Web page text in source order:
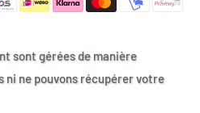
P100, Nikon Coolpix P500,
P520, Nikon Coolpix P530,
P5100, Nikon Coolpix
sont gérées de manière
ni ne pouvons récupérer votre